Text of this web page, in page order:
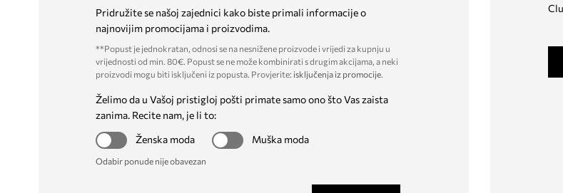
Pridružite se našoj zajednici kako biste primali informacije o
najnovijim promocijama i proizvodima.
**Popust je jednokratan, odnosi se na nesnižene proizvode i vrijedi za kupnju u
vrijednosti od min. 80€. Popust se ne može kombinirati s drugim akcijama, a neki
proizvodi mogu biti isključeni iz popusta. Provjerite: isključenja iz promocije.
Želimo da u Vašoj pristigloj pošti primate samo ono što Vas zaista
zanima. Recite nam, je li to:
Ženska moda
Muška moda
Odabir ponude nije obavezan